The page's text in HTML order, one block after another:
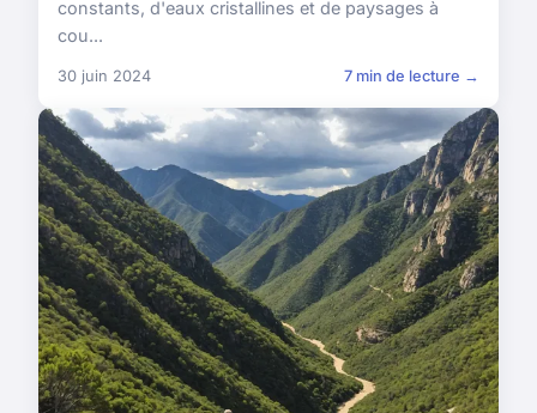
constants, d'eaux cristallines et de paysages à
cou...
30 juin 2024 7 min de lecture →